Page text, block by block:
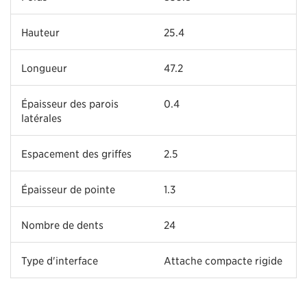
Hauteur 25.4
Longueur 47.2
Épaisseur des parois
latérales
0.4
Espacement des griffes 2.5
Épaisseur de pointe 1.3
Nombre de dents 24
Type d'interface Attache compacte rigide